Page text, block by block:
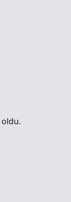
oldu.